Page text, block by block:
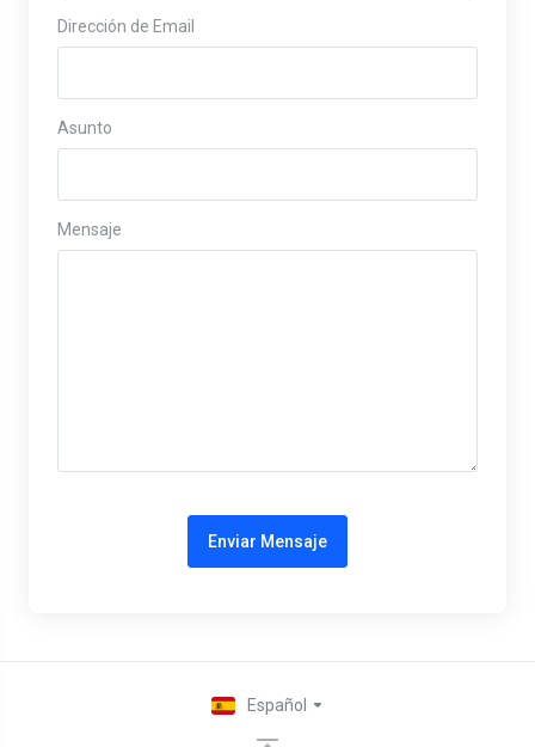
Dirección de Email
Asunto
Mensaje
Enviar Mensaje
Español